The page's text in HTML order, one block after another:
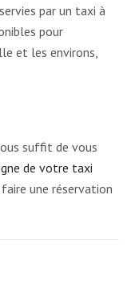
par un taxi à
pour
et les environs,
suffit de vous
de votre taxi
une réservation